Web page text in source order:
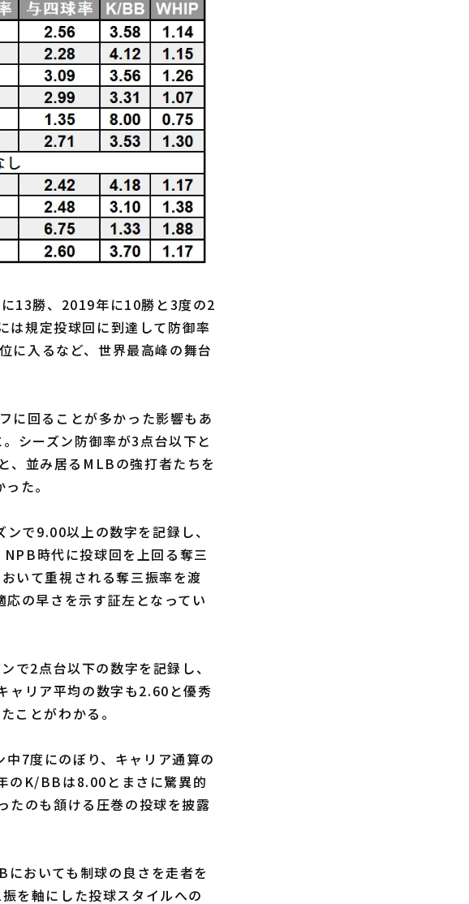
13勝、2019年に10勝と3度の2
は規定投球回に到達して防御率
に入るなど、世界最高峰の舞台
に回ることが多かった影響もあ
シーズン防御率が3点台以下と
、並み居るMLBの強打者たちを
た。
で9.00以上の数字を記録し、
時代に投球回を上回る奪三
いて重視される奪三振率を渡
の早さを示す証左となってい
で2点台以下の数字を記録し、
ャリア平均の数字も2.60と優秀
ことがわかる。
7度にのぼり、キャリア通算の
のK/BBは8.00とまさに驚異的
たのも頷ける圧巻の投球を披露
おいても制球の良さを走者を
を軸にした投球スタイルへの